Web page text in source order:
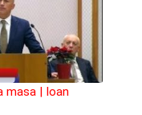
masa | Ioan